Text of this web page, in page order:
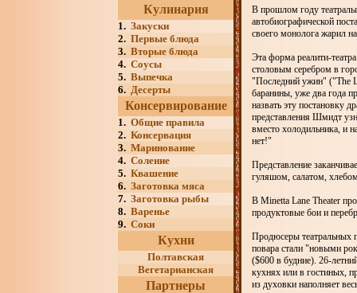
Кулинария
1. Закуски
2. Первые блюда
3. Вторые блюда
4. Соусы
5. Выпечка
6. Десерты
Консервирование
1. Общие правила
2. Консервация
3. Маринование
4. Соление
5. Квашение
6. Заготовка мяса
7. Заготовка рыбы
8. Варенье
9. Соки
Кухни
Полтавская
Вегетарианская
Партнеры
В прошлом году
автобиографической
своего монолога жарил
Эта форма реалити-
столовым серебром в
"Последний ужин" ("The
баранины, уже два года
назвать эту постановку
представления Шмидт
вместо холодильника, и
нет!"
Представление
гуляшом, салатом,
В Minetta Lane Theater
продуктовые бои и
Продюсеры театральных
повара стали "новыми
($600 в будние). 26-
кухнях или в гостиных,
из духовки наполняет